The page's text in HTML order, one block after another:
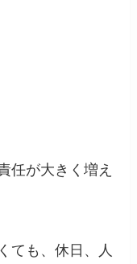
任が大きく増え
ても、休日、人